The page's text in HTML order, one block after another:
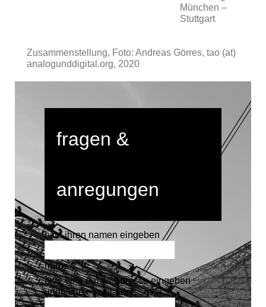
München –
Stuttgart
Zusammenstellung, Foto: Andreas Görres, tao (at)
analogunddigital.org, 2020
fragen &
anregungen
bitte ihren namen eingeben
name *
bitte eine e-mail-adresse eingeben
ungültige e-mail-adresse?